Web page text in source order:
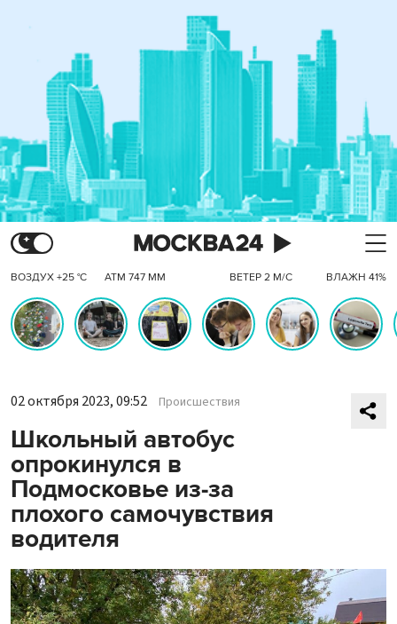
ВОЗДУХ +25 °C АТМ 747 ММ ВЕТЕР 2 М/С ВЛАЖН 41%
02 октября 2023, 09:52 Происшествия
Школьный автобус
опрокинулся в
Подмосковье из-за
плохого самочувствия
водителя